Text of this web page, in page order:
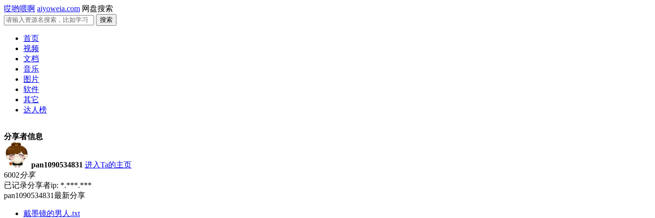
哎哟喂啊 aiyoweia.com 网盘搜索
首页
视频
文档
音乐
图片
软件
其它
达人榜
分享者信息
pan1090534831 进入Ta的主页
6002分享
已记录分享者ip: *.***.***
pan1090534831最新分享
戴墨镜的男人.txt